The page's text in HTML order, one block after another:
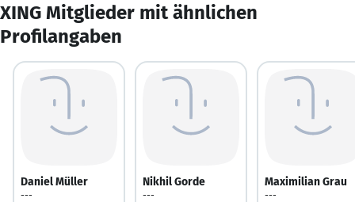
XING Mitglieder mit ähnlichen
Profilangaben
Daniel Müller
---
Nikhil Gorde
---
Maximilian Grau
---